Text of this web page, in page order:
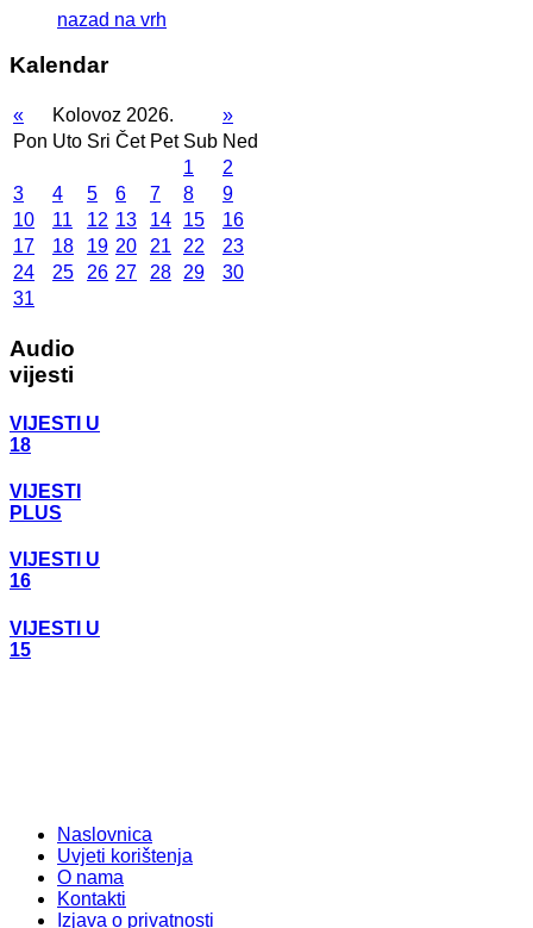
nazad na vrh
Kalendar
« Kolovoz 2026.
»
Pon Uto Sri Čet Pet Sub Ned
1
2
3
4 5 6 7 8
9
10
11 12 13 14 15
16
17
18 19 20 21 22
23
24
25 26 27 28 29
30
31
Audio
vijesti
VIJESTI U
18
VIJESTI
PLUS
VIJESTI U
16
VIJESTI U
15
Naslovnica
Uvjeti korištenja
O nama
Kontakti
Izjava o privatnosti